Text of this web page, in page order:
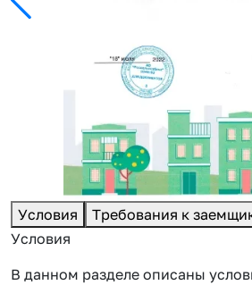
Условия
Требования к
Условия
В данном разделе описаны